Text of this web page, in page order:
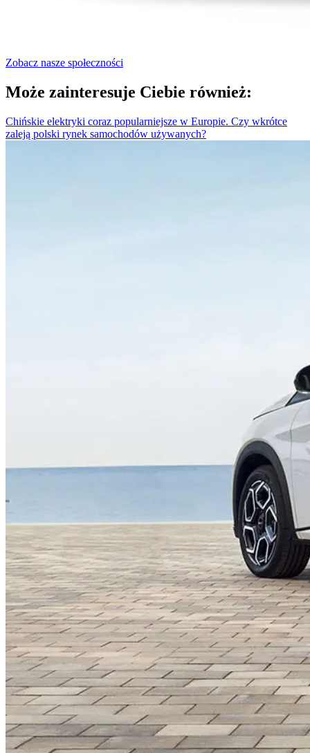
Zobacz nasze społeczności
Może zainteresuje Ciebie również:
Chińskie elektryki coraz popularniejsze w Europie. Czy wkrótce
zaleją polski rynek samochodów używanych?